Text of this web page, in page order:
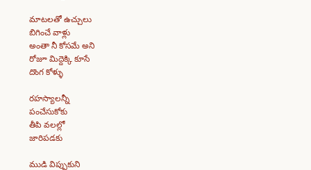
మాటలతో ఉచ్చులు
బిగించే వాళ్లు
అంతా నీ కోసమే అని
రోజూ మిద్దెక్కి కూసే
దొంగ కోళ్ళు
రహస్యాలన్నీ
పంచేసుకోకు
తీపి వలల్లో
జారిపడకు
ముడి విప్పుకుని